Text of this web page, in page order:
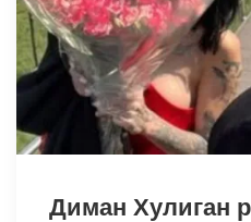
Диман Хулиган